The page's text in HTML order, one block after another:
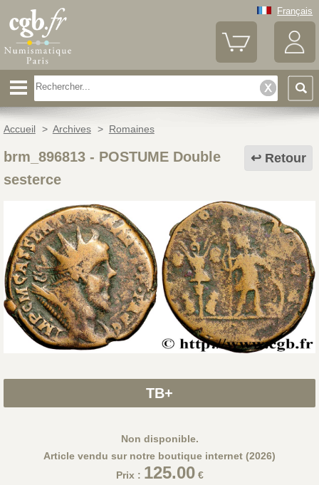
Français
Accueil > Archives > Romaines
Retour
brm_896813- POSTUME Double
sesterce
TB+
Non disponible.
Article vendu sur notre boutique internet (2026)
Prix : 125.00€